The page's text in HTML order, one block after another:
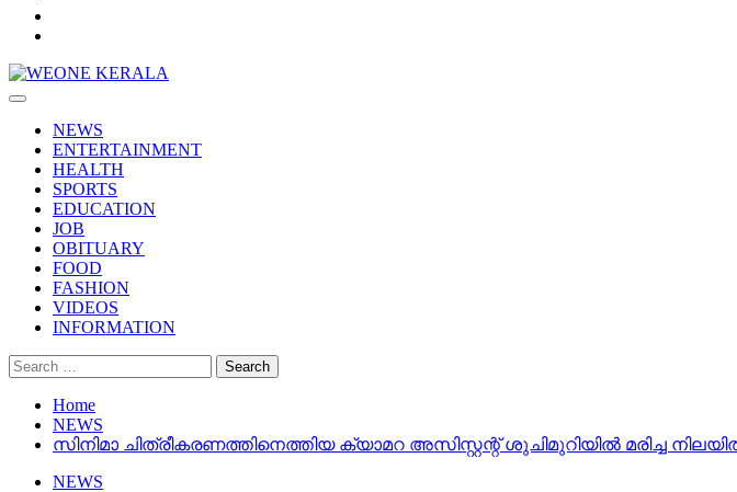
Primary
NEWS
ENTERTAINMENT
HEALTH
SPORTS
EDUCATION
JOB
OBITUARY
FOOD
FASHION
VIDEOS
INFORMATION
Search
for:
Home
NEWS
സിനിമാ ചിത്രീകരണത്തിനെത്തിയ ക്യാമറ അസിസ്റ്റന്റ് ശുചിമുറിയില്‍ മരിച്ച
NEWS